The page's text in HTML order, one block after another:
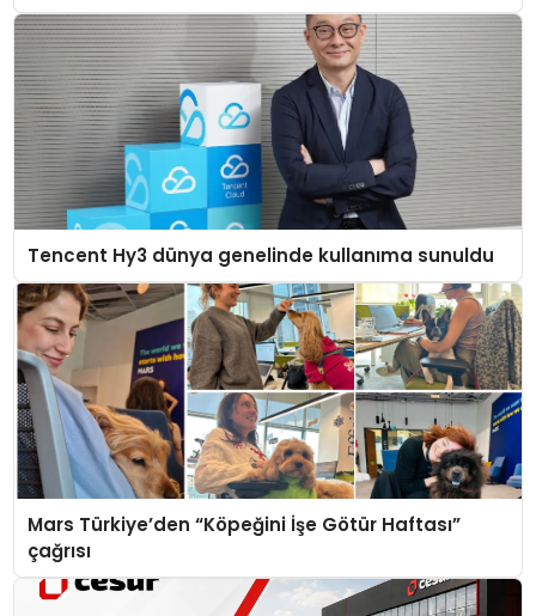
Tencent Hy3 dünya genelinde kullanıma sunuldu
Mars Türkiye’den “Köpeğini İşe Götür Haftası”
çağrısı